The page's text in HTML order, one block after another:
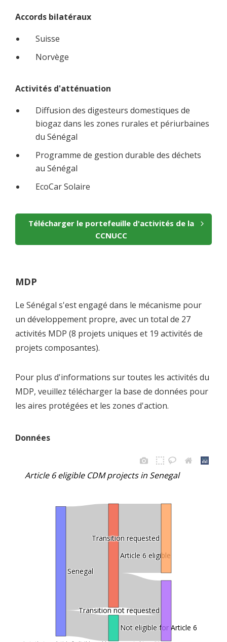
Accords bilatéraux
Suisse
Norvège
Activités d'atténuation
Diffusion des digesteurs domestiques de
biogaz dans les zones rurales et périurbaines
du Sénégal
Programme de gestion durable des déchets
au Sénégal
EcoCar Solaire
Télécharger le portefeuille d'activités de la
CCNUCC
MDP
Le Sénégal s'est engagé dans le mécanisme pour
un développement propre, avec un total de 27
activités MDP (8 projets uniques et 19 activités de
projets composantes).
Pour plus d'informations sur toutes les activités du
MDP, veuillez télécharger la base de données pour
les aires protégées et les zones d'action.
Données
Senegal
Article 6 eligible
Not eligible for Article 6
Transition not requested
Transition requested
Article 6 eligible CDM projects in Senegal